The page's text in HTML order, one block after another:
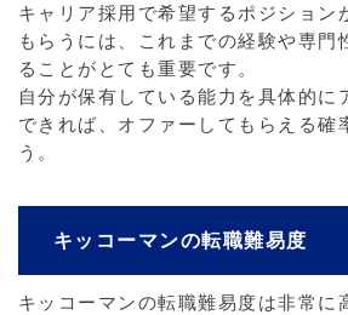
キャリア採用で希望するポジション
もらうには、これまでの経験や専門
ることがとても重要です。
自分が保有している能力を具体的に
できれば、オファーしてもらえる確
う。
キッコーマンの転職難易度
キッコーマンの転職難易度は非常に